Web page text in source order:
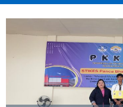
Kesehatan
Bermutu,
Handal
Profesional